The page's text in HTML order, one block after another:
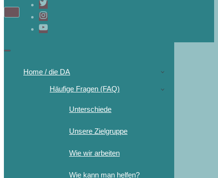
Home / die DA
Häufige Fragen (FAQ)
Unterschiede
Unsere Zielgruppe
Wie wir arbeiten
Wie kann man helfen?